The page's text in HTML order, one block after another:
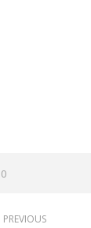
0
PREVIOUS